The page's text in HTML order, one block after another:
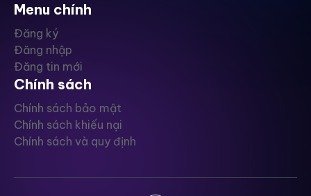
Menu chính
Đăng ký
Đăng nhập
Đăng tin mới
Chính sách
Chính sách bảo mật
Chính sách khiếu nại
Chính sách và quy định